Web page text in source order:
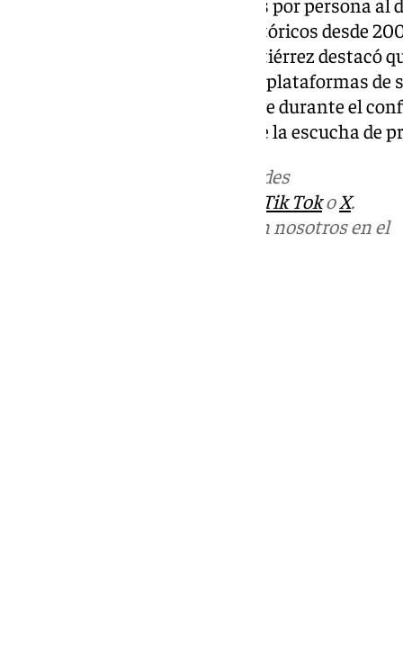
acercándose a los mínimos históricos desde
la mesa informativa, Rubén Gutiérrez destacó
creciente presencia de diversas plataformas
fenómeno que tuvo un gran auge durante el
de la radio, a la consolidación de la escucha de
en las redes
Tik TokoX.
Puedes ponerte en contacto con nosotros en el